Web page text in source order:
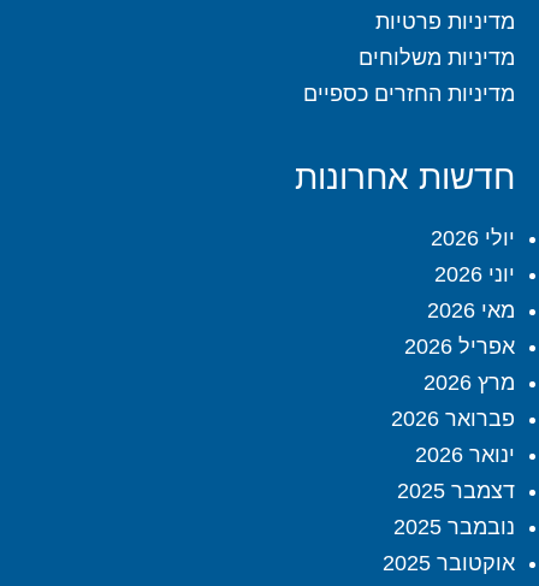
מדיניות פרטיות
מדיניות משלוחים
מדיניות החזרים כספיים
חדשות אחרונות
יולי 2026
יוני 2026
מאי 2026
אפריל 2026
מרץ 2026
פברואר 2026
ינואר 2026
דצמבר 2025
נובמבר 2025
אוקטובר 2025